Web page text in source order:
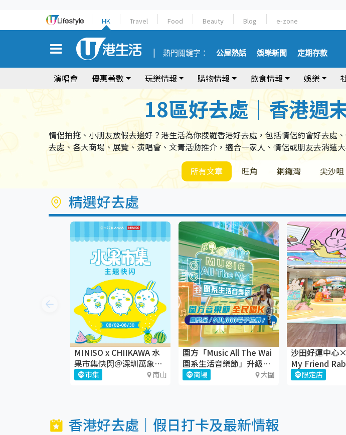
HK Travel Food Beauty Blog e-zone
熱門關鍵字： 公屋熱話 娛樂新聞 定期存款
演唱會 優惠著數 玩樂情報 購物情報 飲食情報 娛樂
18區好去處｜香港週
情侶拍拖、小朋友放假去邊好？港生活為你搜羅香港好去處，包括情侶約會好去
去處、各大商場、展覽、演唱會、文青活動推介，適合一家人、情侶或朋友去消遣
所有文章
旺角 銅鑼灣 尖沙咀
精選好去處
MINISO x CHIIKAWA 水
果市集快閃＠深圳萬象天
地 市集 南山
圍方「Music All The Wai
圍系生活音樂節」升級回
歸！🎶
商場 大圍
沙田好運中心
My Friend
「『兔』-
限定店
香港好去處｜假日打卡及最新情報